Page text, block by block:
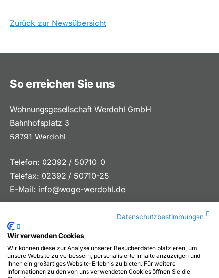
Zurück zur Newsübersicht
So erreichen Sie uns
Wohnungsgesellschaft Werdohl GmbH
Bahnhofsplatz 3
58791 Werdohl
Telefon: 02392 / 50710-0
Telefax: 02392 / 50710-25
E-Mail: info@woge-werdohl.de
Datenschutzbestimmungen
Wir verwenden Cookies
Wir können diese zur Analyse unserer Besucherdaten platzieren, um
unsere Website zu verbessern, personalisierte Inhalte anzuzeigen und
Ihnen ein großartiges Website-Erlebnis zu bieten. Für weitere
Informationen zu den von uns verwendeten Cookies öffnen Sie die